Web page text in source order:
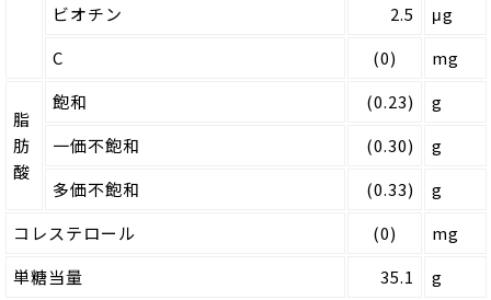
ビオチン
2.5
μg
C
(0) mg
脂
肪
酸
飽和 (0.23)
g
一価不飽和
(0.30)
g
多価不飽和
(0.33)
g
コレステロール
(0)
mg
単糖当量
35.1 g